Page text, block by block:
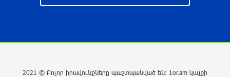
9 ժամ առաջ
9 ժամ առաջ
2021 © Բոլոր իրավունքները պաշտպանված են: 1or.am կայքի